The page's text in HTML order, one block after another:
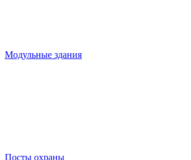
Модульные здания
Посты охраны